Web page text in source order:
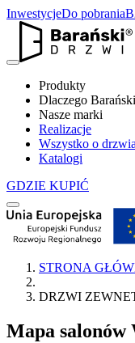
InwestycjeDo pobrania
Produkty
Dlaczego Barański
Nasze marki
Realizacje
Wszystko o
Katalogi
GDZIE KUPIĆ
STRONA
DRZWI
Mapa salonów